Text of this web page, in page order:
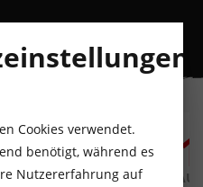
MO
10
AUGUST
DI
11
AUGUST
Cookies verwendet.
benötigt, während es
Nutzererfahrung auf